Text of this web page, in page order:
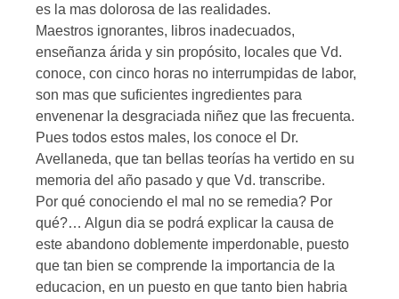
es la mas dolorosa de las realidades.
Maestros ignorantes, libros inadecuados,
enseñanza árida y sin propósito, locales que Vd.
conoce, con cinco horas no interrumpidas de labor,
son mas que suficientes ingredientes para
envenenar la desgraciada niñez que las frecuenta.
Pues todos estos males, los conoce el Dr.
Avellaneda, que tan bellas teorías ha vertido en su
memoria del año pasado y que Vd. transcribe.
Por qué conociendo el mal no se remedia? Por
qué?… Algun dia se podrá explicar la causa de
este abandono doblemente imperdonable, puesto
que tan bien se comprende la importancia de la
educacion, en un puesto en que tanto bien habria